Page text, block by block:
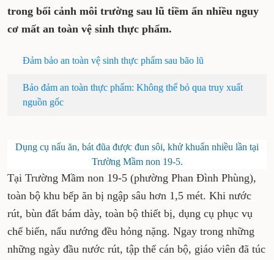
trong bối cảnh môi trường sau lũ tiềm ẩn nhiều nguy
cơ mất an toàn vệ sinh thực phẩm.
Đảm bảo an toàn vệ sinh thực phẩm sau bão lũ
Bảo đảm an toàn thực phẩm: Không thể bỏ qua truy xuất
nguồn gốc
Dụng cụ nấu ăn, bát đũa được đun sôi, khử khuẩn nhiều lần tại
Trường Mầm non 19-5.
Tại Trường Mầm non 19-5 (phường Phan Đình Phùng),
toàn bộ khu bếp ăn bị ngập sâu hơn 1,5 mét. Khi nước
rút, bùn đất bám dày, toàn bộ thiết bị, dụng cụ phục vụ
chế biến, nấu nướng đều hỏng nặng. Ngay trong những
những ngày đầu nước rút, tập thể cán bộ, giáo viên đã túc